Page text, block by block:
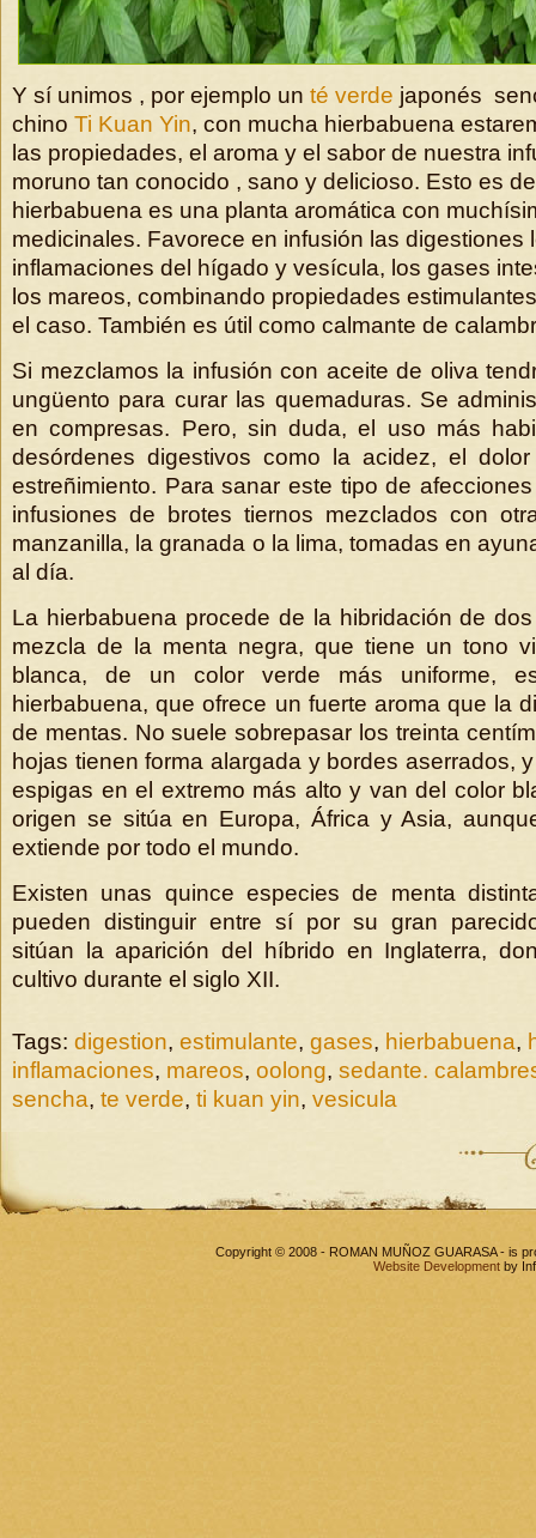
Y sí unimos , por ejemplo un té verde japonés
chino Ti Kuan Yin, con mucha hierbabuena
las propiedades, el aroma y el sabor de nuestra
moruno tan conocido , sano y delicioso. Esto es
hierbabuena es una planta aromática con
medicinales. Favorece en infusión las digestiones
inflamaciones del hígado y vesícula, los gases
los mareos, combinando propiedades
el caso. También es útil como calmante de
Si mezclamos la infusión con aceite de oliva
ungüento para curar las quemaduras. Se
en compresas. Pero, sin duda, el uso más
desórdenes digestivos como la acidez, el
estreñimiento. Para sanar este tipo de
infusiones de brotes tiernos mezclados con
manzanilla, la granada o la lima, tomadas en
al día.
La hierbabuena procede de la hibridación de
mezcla de la menta negra, que tiene un tono
blanca, de un color verde más uniforme,
hierbabuena, que ofrece un fuerte aroma que la
de mentas. No suele sobrepasar los treinta
hojas tienen forma alargada y bordes aserrados,
espigas en el extremo más alto y van del color
origen se sitúa en Europa, África y Asia,
extiende por todo el mundo.
Existen unas quince especies de menta
pueden distinguir entre sí por su gran
sitúan la aparición del híbrido en Inglaterra,
cultivo durante el siglo XII.
Tags: digestion, estimulante, gases, hierbabuena,
inflamaciones, mareos, oolong, sedante.
sencha, te verde, ti kuan yin, vesicula
Copyright © 2008 - ROMAN MUÑOZ GUARASA - is
Website Development by